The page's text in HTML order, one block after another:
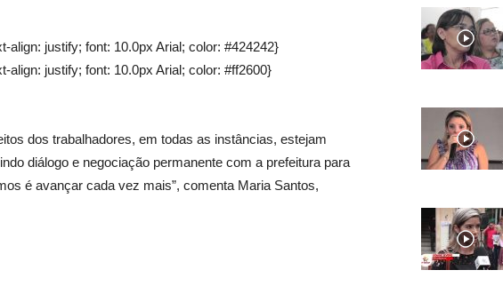
align: justify; font: 10.0px Arial; color: #424242}
align: justify; font: 10.0px Arial; color: #ff2600}
dos trabalhadores, em todas as instâncias, estejam
diálogo e negociação permanente com a prefeitura para
é avançar cada vez mais”, comenta Maria Santos,